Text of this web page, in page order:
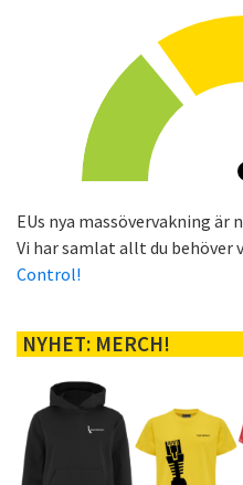
EUs nya massövervakning
Vi har samlat allt du behöver
Control!
NYHET: MERCH!